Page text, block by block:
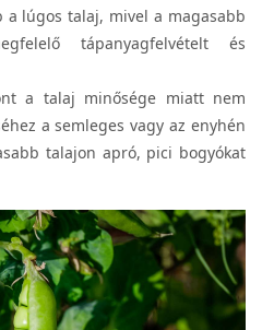
a lúgos talaj, mivel a magasabb
tápanyagfelvételt és
a talaj minősége miatt nem
a semleges vagy az enyhén
talajon apró, pici bogyókat